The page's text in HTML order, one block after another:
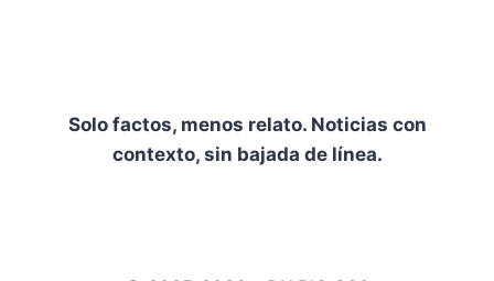
Solo factos, menos relato. Noticias con
contexto, sin bajada de línea.